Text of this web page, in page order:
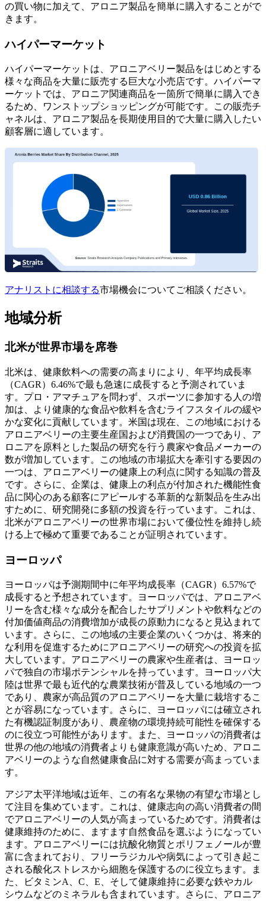
の買い物に加えて、アロニア製品を簡単に購入することがで
きます。
ハイパーマーケット
ハイパーマーケットは、アロニアベリー製品をはじめとする
様々な商品を大量に販売する巨大な小売店です。ハイパーマ
ーケットでは、アロニア関連商品を一箇所で簡単に購入でき
るため、ワンストップショッピングが可能です。この販売チ
ャネルは、アロニア製品を長期使用目的で大量に購入したい
顧客層に適しています。
アナリストに相談する市場機会についてご相談ください。
地域分析
北米が世界市場を席巻
北米は、健康飲料への需要の高まりにより、年平均成長率
（CAGR）6.46%で最も急速に成長すると予測されていま
す。プロ・アマチュアを問わず、スポーツに参加する人の増
加は、より健康的な食品や飲料を含むライフスタイルの緩や
かな変化に貢献しています。米国は現在、この地域における
アロニアベリーの主要生産国および消費国の一つであり、ア
ロニアを原料とした製品の研究を行う農家や食品メーカーの
数が増加しています。この地域の市場拡大を牽引する要因の
一つは、アロニアベリーの健康上の利点に関する知識の普及
です。さらに、企業は、健康上の利点が付加された機能性食
品に関心のある顧客にアピールする革新的な新製品を生み出
すために、研究開発に多額の投資を行っています。これは、
北米がアロニアベリーの世界市場において優位性を維持し続
ける上で極めて重要であることが証明されています。
ヨーロッパ
ヨーロッパは予測期間中に年平均成長率（CAGR）6.57%で
成長すると予想されています。ヨーロッパでは、アロニアベ
リーを含む様々な成分を配合したサプリメントや飲料などの
付加価値商品の消費増加が成長の原動力になると見込まれて
います。さらに、この地域の主要企業のいくつかは、将来的
な利用を促進するためにアロニアベリーの研究への投資を拡
大しています。アロニアベリーの農家や生産者は、ヨーロッ
パで独自の市場ポテンシャルを持っています。ヨーロッパ大
陸は世界で最も近代的な農業技術が普及している地域の一つ
であり、農家が高品質のアロニアベリーを大量に栽培するこ
とが容易になっています。さらに、ヨーロッパには確立され
た有機認証制度があり、農産物の環境持続可能性を確保する
のに役立つ可能性があります。また、ヨーロッパの消費者は
世界の他の地域の消費者よりも健康意識が高いため、アロニ
アベリーのような自然健康食品に対する需要が高まっていま
す。
アジア太平洋地域は近年、この有名な果物の有望な市場とし
て注目を集めています。これは、健康志向の高い消費者の間
でアロニアベリーの人気が高まっているためです。消費者は
健康維持のために、ますます自然食品を選ぶようになってい
ます。アロニアベリーには抗酸化物質とポリフェノールが豊
富に含まれており、フリーラジカルや病気によって引き起こ
される酸化ストレスから細胞を保護するのに役立ちます。ま
た、ビタミンA、C、E、そして健康維持に必要な鉄やカル
シウムなどのミネラルも含まれています。さらに、アロニア